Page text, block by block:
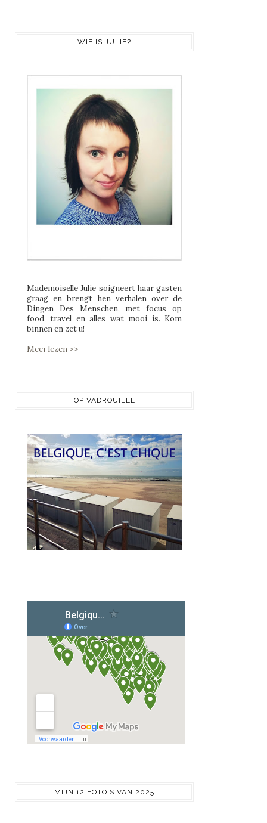
WIE IS JULIE?
Mademoiselle Julie soigneert haar gasten
graag en brengt hen verhalen over de
Dingen Des Menschen, met focus op
food, travel en alles wat mooi is. Kom
binnen en zet u!
Meer lezen >>
OP VADROUILLE
MIJN 12 FOTO'S VAN 2025